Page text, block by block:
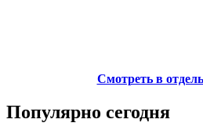
Смотреть в
Популярно сегодня